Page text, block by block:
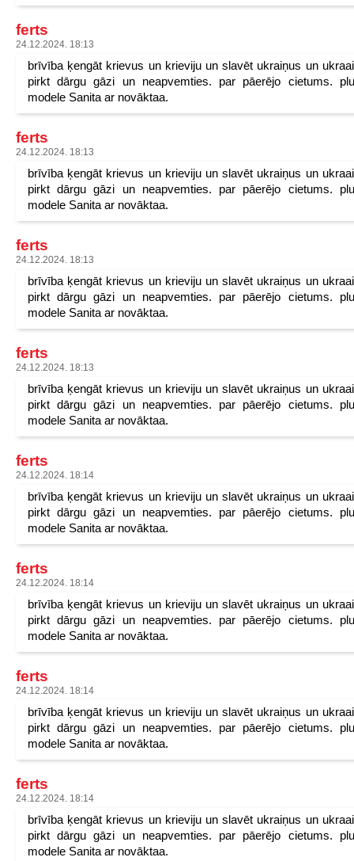
ferts
24.12.2024. 18:13
brīvība ķengāt krievus un krieviju un slavēt ukraiņus un
pirkt dārgu gāzi un neapvemties. par pāerējo cietums.
modele Sanita ar novāktaa.
ferts
24.12.2024. 18:13
brīvība ķengāt krievus un krieviju un slavēt ukraiņus un
pirkt dārgu gāzi un neapvemties. par pāerējo cietums.
modele Sanita ar novāktaa.
ferts
24.12.2024. 18:13
brīvība ķengāt krievus un krieviju un slavēt ukraiņus un
pirkt dārgu gāzi un neapvemties. par pāerējo cietums.
modele Sanita ar novāktaa.
ferts
24.12.2024. 18:13
brīvība ķengāt krievus un krieviju un slavēt ukraiņus un
pirkt dārgu gāzi un neapvemties. par pāerējo cietums.
modele Sanita ar novāktaa.
ferts
24.12.2024. 18:14
brīvība ķengāt krievus un krieviju un slavēt ukraiņus un
pirkt dārgu gāzi un neapvemties. par pāerējo cietums.
modele Sanita ar novāktaa.
ferts
24.12.2024. 18:14
brīvība ķengāt krievus un krieviju un slavēt ukraiņus un
pirkt dārgu gāzi un neapvemties. par pāerējo cietums.
modele Sanita ar novāktaa.
ferts
24.12.2024. 18:14
brīvība ķengāt krievus un krieviju un slavēt ukraiņus un
pirkt dārgu gāzi un neapvemties. par pāerējo cietums.
modele Sanita ar novāktaa.
ferts
24.12.2024. 18:14
brīvība ķengāt krievus un krieviju un slavēt ukraiņus un
pirkt dārgu gāzi un neapvemties. par pāerējo cietums.
modele Sanita ar novāktaa.